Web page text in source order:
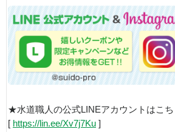
★水道職人の公式LINEアカウントはこち
[ https://lin.ee/Xv7j7Ku ]